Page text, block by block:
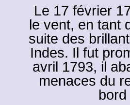
Le 17 février
le vent, en tant
suite des
Indes. Il fut
avril 1793, il
menaces du
bord